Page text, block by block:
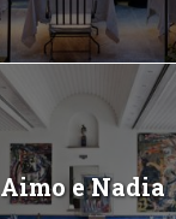
Aimo e Nadia